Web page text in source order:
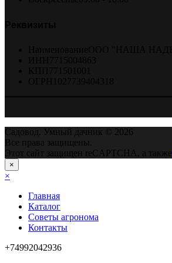
Садовод. Умный дачник © 2026
Все права защищены.
Этот сайт защищен reCAPTCHA, а также
×
×
Главная
Каталог
Советы агронома
Контакты
+74992042936